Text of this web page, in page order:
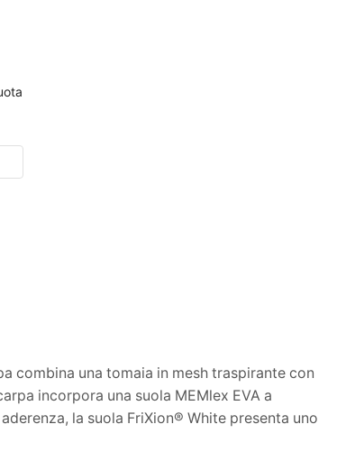
combina una tomaia in mesh traspirante con
incorpora una suola MEMlex EVA a
la suola FriXion® White presenta uno